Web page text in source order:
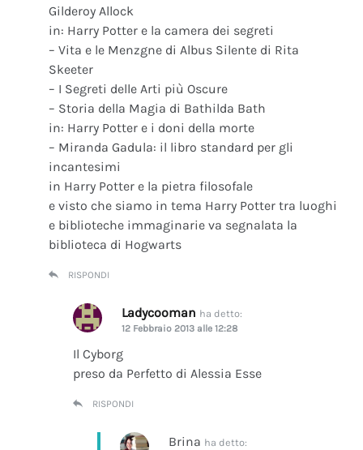
Gilderoy Allock
in: Harry Potter e la camera dei segreti
– Vita e le Menzgne di Albus Silente di Rita
Skeeter
– I Segreti delle Arti più Oscure
– Storia della Magia di Bathilda Bath
in: Harry Potter e i doni della morte
– Miranda Gadula: il libro standard per gli
incantesimi
in Harry Potter e la pietra filosofale
e visto che siamo in tema Harry Potter tra luoghi
e biblioteche immaginarie va segnalata la
biblioteca di Hogwarts
RISPONDI
Ladycooman ha detto:
12 Febbraio 2013 alle 12:28
Il Cyborg
preso da Perfetto di Alessia Esse
RISPONDI
Brina ha detto: